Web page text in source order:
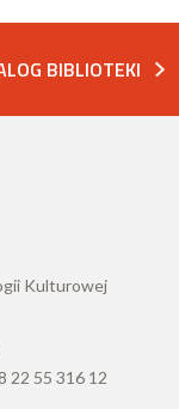
BIBLIOTEKI
Kulturowej
22 55 316 12